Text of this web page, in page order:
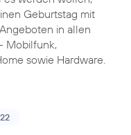
Geburtstag mit
in allen
Mobilfunk,
sowie Hardware.